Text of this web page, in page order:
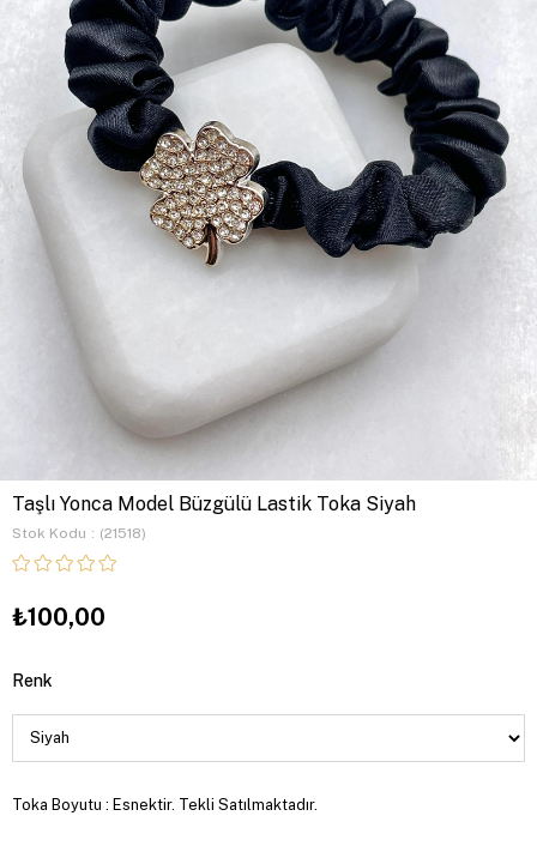
Taşlı Yonca Model Büzgülü Lastik Toka Siyah
Stok Kodu (21518)
₺100,00
Renk
Toka Boyutu : Esnektir. Tekli Satılmaktadır.